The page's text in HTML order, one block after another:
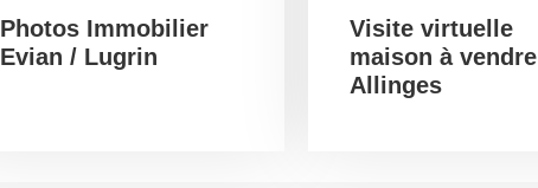
Photos Immobilier
Evian / Lugrin
Visite virtuelle
maison à vendre
Allinges